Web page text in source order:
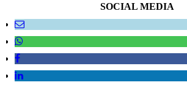
SOCIAL MEDIA